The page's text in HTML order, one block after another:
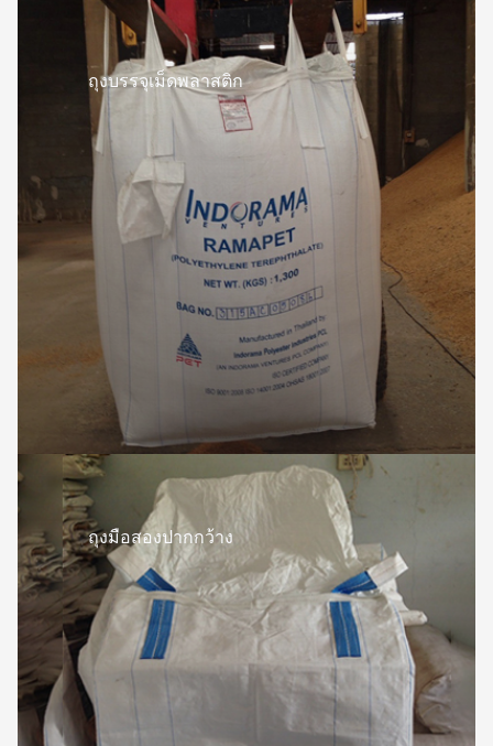
ถุงบรรจุเม็ดพลาสติก
ถุงมือสองปากกว้าง